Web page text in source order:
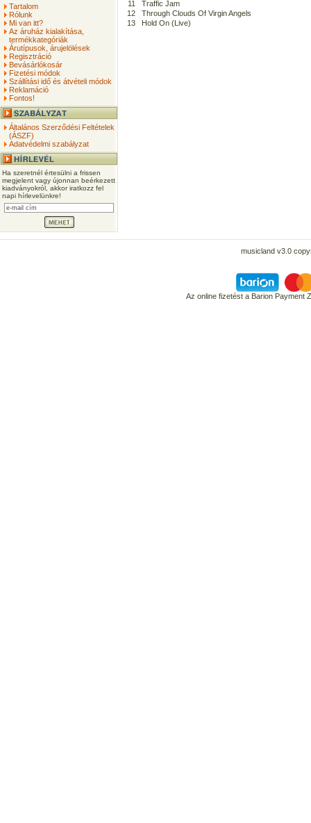
Tartalom
Rólunk
Mi van itt?
Az áruház kialakítása,
termékkategóriák
Árutípusok, árujelölések
Regisztráció
Bevásárlókosár
Fizetési módok
Szállítási idő és átvételi módok
Reklamáció
Fontos!
Általános Szerződési Feltételek
(ÁSZF)
Adatvédelmi szabályzat
Ha szeretnél értesülni a frissen
megjelent vagy újonnan beérkezett
kiadványokról, akkor iratkozz fel
napi hírlevelünkre!
11
Traffic Jam
12
Through Clouds Of Virgin Angels
13
Hold On (Live)
musicland v3.0
Az online fizetést a Barion Payment